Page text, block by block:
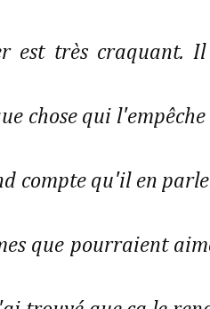
est très craquant. Il
chose qui
compte qu'il en
que pourraient